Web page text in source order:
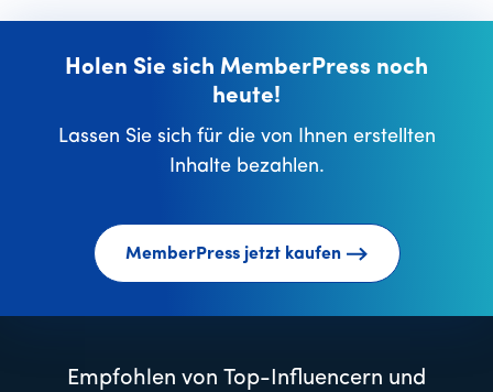
Holen Sie sich MemberPress noch
heute!
Lassen Sie sich für die von Ihnen erstellten
Inhalte bezahlen.
MemberPress jetzt kaufen
Empfohlen von Top-Influencern und